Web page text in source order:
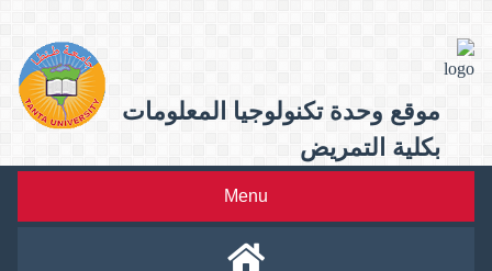
موقع وحدة تكنولوجيا المعلومات
بكلية التمريض
Menu